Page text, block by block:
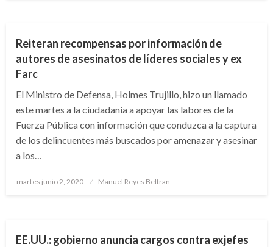
Reiteran recompensas por información de
autores de asesinatos de líderes sociales y ex
Farc
El Ministro de Defensa, Holmes Trujillo, hizo un llamado
este martes a la ciudadanía a apoyar las labores de la
Fuerza Pública con información que conduzca a la captura
de los delincuentes más buscados por amenazar y asesinar
a los…
Publicado
martes junio 2, 2020 Manuel Reyes Beltran
EE.UU.: gobierno anuncia cargos contra exjefes